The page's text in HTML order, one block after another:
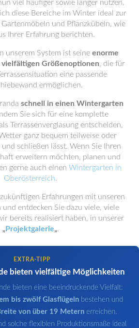
viel häufiger sowie länger nutzen.
diese Bereiche im Winter ideal zur
und Pflanzkübeln, wie
Ihrer Erfahrung berichten.
unserem System ist seine enorme
vielfältigen Größenoptionen, die für
eine passende
ermöglichen.
schnell in einen Wintergarten
Sie sich für eine komplette
Terrassenverglasung entscheiden,
ganz bequem teilweise oder
schließen lässt. Wenn Sie Ihren
erweitern möchten, planen und
gerne auch einen Wintergarten in
Oberösterreich.
Erfahrungen mit unseren
und entdecken Sie dazu viele, viele
bereits realisiert haben, in unserer
„ Projektgalerie„.
EXTRA-TIPP
bieten vielfältige Möglichkeiten
bieten eine beeindruckende Vielfalt:
bis zwölf Glasflügelnbestehen und
von über 19 Meternerreichen.
solche flexiblen Produktionsmaße ideal